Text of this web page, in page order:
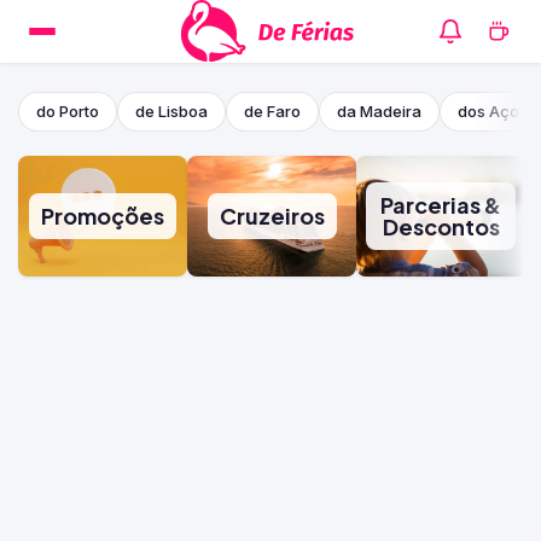
do Porto de Lisboa de Faro da Madeira dos
Promoções Cruzeiros Parcerias &
Descontos